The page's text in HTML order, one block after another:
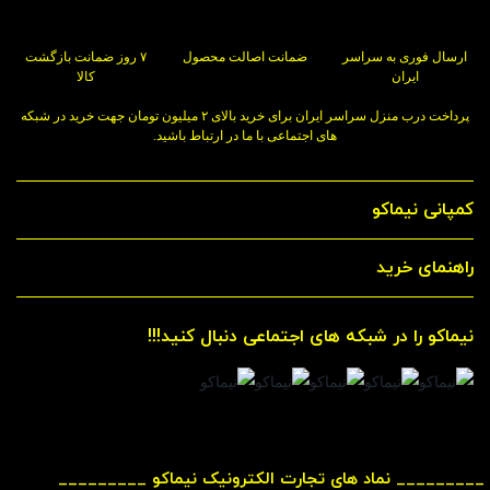
ارسال فوری به سراسر
ایران
ضمانت اصالت محصول
۷ روز ضمانت بازگشت
کالا
پرداخت درب منزل سراسر ایران برای خرید بالای ۲ میلیون تومان جهت خرید در شبکه
های اجتماعی با ما در ارتباط باشید.
کمپانی نیماکو
راهنمای خرید
نیماکو را در شبکه های اجتماعی دنبال کنید!!!
_________ نماد های تجارت الکترونیک نیماکو _________